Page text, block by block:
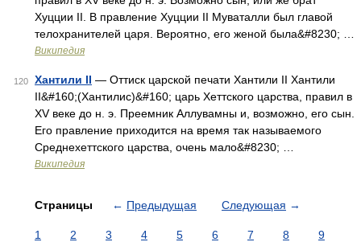
Хуцции II. В правление Хуцции II Муваталли был главой
телохранителей царя. Вероятно, его женой была&#8230; …
Википедия
120 Хантили II — Оттиск царской печати Хантили II Хантили
II&#160;(Хантилис)&#160; царь Хеттского царства, правил в
XV веке до н. э. Преемник Аллувамны и, возможно, его сын.
Его правление приходится на время так называемого
Среднехеттского царства, очень мало&#8230; …
Википедия
Страницы ← Предыдущая Следующая →
1 2 3 4 5 6 7 8
9